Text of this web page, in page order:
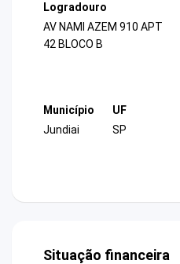
Logradouro
AV NAMI AZEM 910 APT
42 BLOCO B
Município
Jundiai
UF
SP
Situação financeira